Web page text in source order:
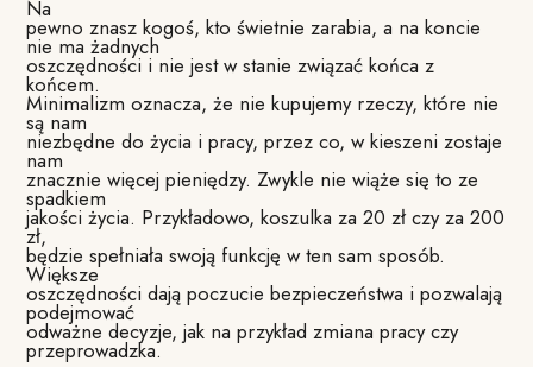
Na
pewno znasz kogoś, kto świetnie zarabia, a na koncie
nie ma żadnych
oszczędności i nie jest w stanie związać końca z
końcem.
Minimalizm oznacza, że nie kupujemy rzeczy, które nie
są nam
niezbędne do życia i pracy, przez co, w kieszeni zostaje
nam
znacznie więcej pieniędzy. Zwykle nie wiąże się to ze
spadkiem
jakości życia. Przykładowo, koszulka za 20 zł czy za 200
zł,
będzie spełniała swoją funkcję w ten sam sposób.
Większe
oszczędności dają poczucie bezpieczeństwa i pozwalają
podejmować
odważne decyzje, jak na przykład zmiana pracy czy
przeprowadzka.